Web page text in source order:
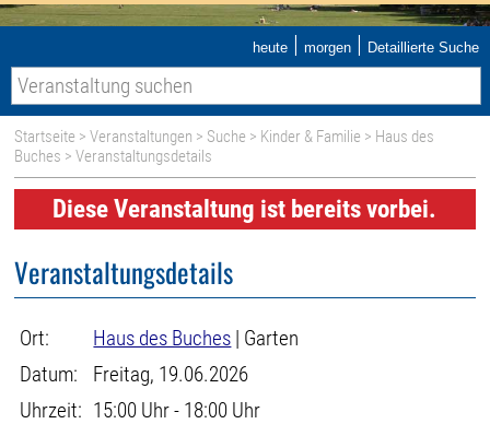
heute | morgen | Detaillierte Suche
Startseite >Veranstaltungen > Suche > Kinder & Familie > Haus des
Buches > Veranstaltungsdetails
Diese Veranstaltung ist bereits vorbei.
Veranstaltungsdetails
Ort: Haus des Buches | Garten
Datum:
Freitag, 19.06.2026
Uhrzeit: 15:00 Uhr - 18:00 Uhr